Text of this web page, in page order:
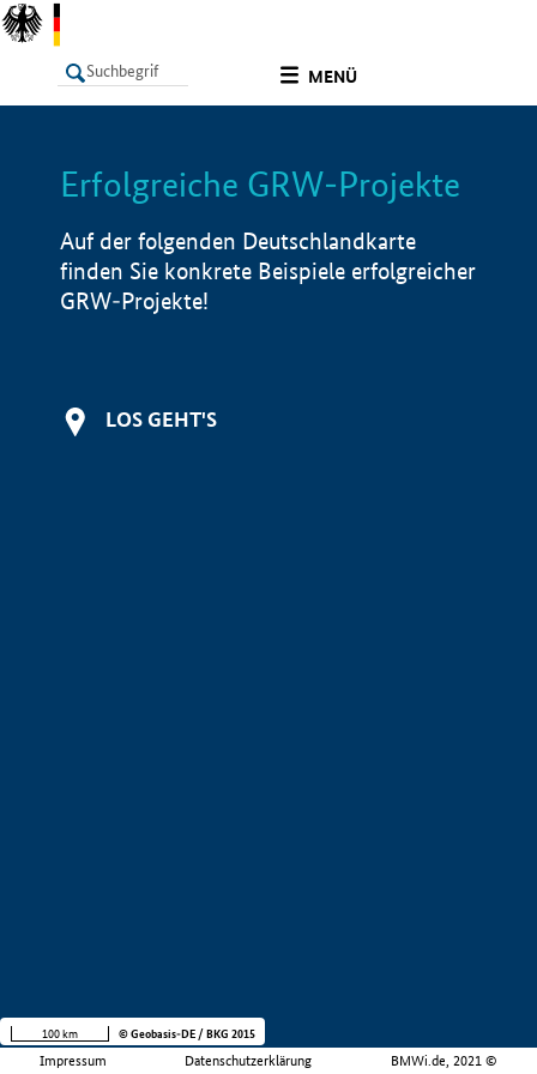
MENÜ
LISTE Info
Erfolgreiche GRW-Projekte
Auf der folgenden Deutschlandkarte
finden Sie konkrete Beispiele erfolgreicher
GRW-Projekte!
LOS GEHT'S
Impressum Datenschutzerklärung BMWi.de, 2021 ©
100 km © Geobasis-DE / BKG 2015